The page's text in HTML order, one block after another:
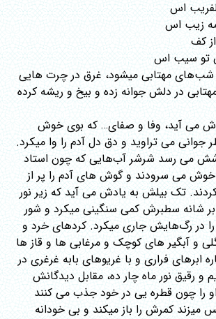
اس
زیب اس
کف
تو سیب اس
شب‌های مهتابی میشود، غرق در چرت هایی
در دلش جوانه زده و بیخ و ریشه کرده
می آید، وفا و صفای… که بوی خوش
جوانی می تراوید و دق دل آدم را وا میکرد.
می رسد شرشر آب‌هایی که چون استاد
می سرودند و گوش های آدم را پر از
تک بیلش به یادش می آید که زیر نور
شانه سطبرش کمی سنگینی میکرد و شور
در رگ‌هایش جاری میکرد. کردهای خرد و
و آبگیر های کوچک و مرغابی ها و قاز ها
ابرهای فراری و با غریوهای بابه غرغری در
و رقیق نور ماه چار ده، مقابل دیدگانش
را چون قطره یی در خود جذب می کنند
میزند کمرش را باز میکند و بی خودانه